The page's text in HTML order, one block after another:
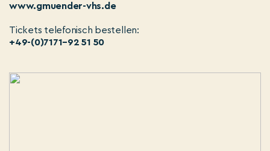
www.gmuender-vhs.de
Tickets telefonisch bestellen:
+49-(0)7171–92 51 50